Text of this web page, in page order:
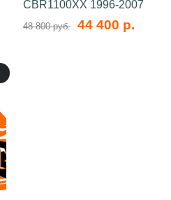
CBR1100XX 1996-2007
48 800 руб. 44 400 р.